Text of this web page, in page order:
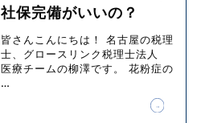
社保完備がいいの？
皆さんこんにちは！ 名古屋の税理
士、グロースリンク税理士法人
医療チームの柳澤です。 花粉症の
…